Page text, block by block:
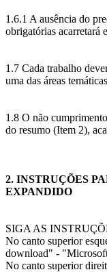
1.6.1 A ausência do
obrigatórias acarretará
1.7 Cada trabalho
uma das áreas
1.8 O não
do resumo (Item 2),
2. INSTRUÇÕES
EXPANDIDO
SIGA AS
No canto superior
download" -
No canto superior